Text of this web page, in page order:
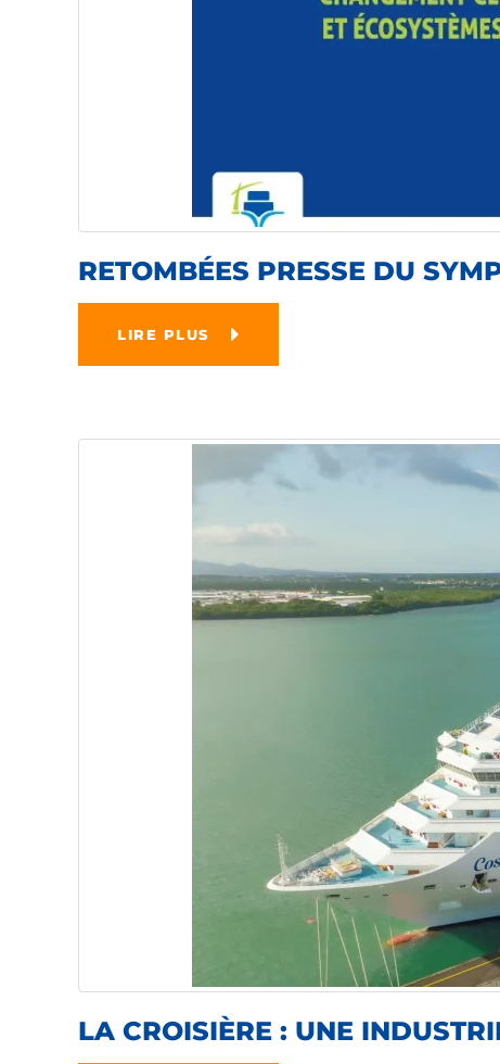
RETOMBÉES PRESSE DU
LIRE PLUS
LA CROISIÈRE : UNE